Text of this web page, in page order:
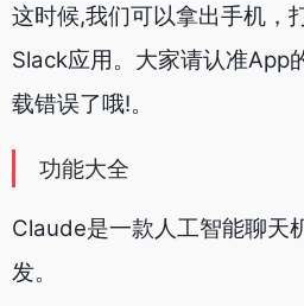
发。
可靠的回复。它不会产生有
复内容。
2. 易于交互您可以通过简单